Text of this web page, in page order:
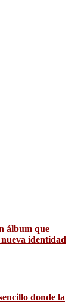
álbum que
identidad
donde la